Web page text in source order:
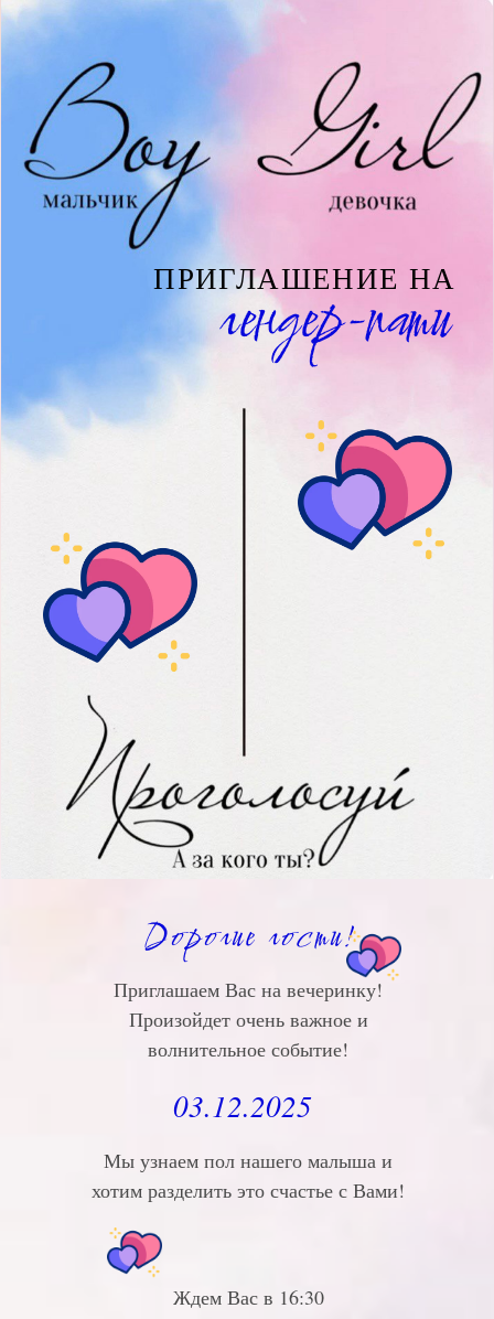
ПРИГЛАШЕНИЕ НА
гендер-пати
Дорогие гости!
Приглашаем Вас на вечеринку!
Произойдет очень важное и
волнительное событие!
Мы узнаем пол нашего малыша и
хотим разделить это счастье с Вами!
Ждем Вас в 16:30
03.12.2025